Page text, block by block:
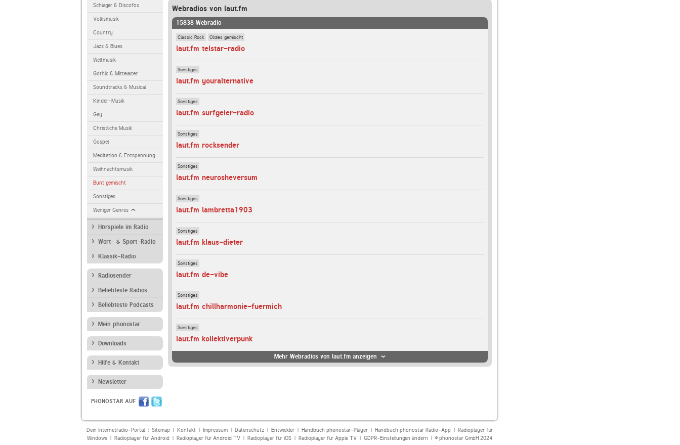
Schlager & Discofox
Volksmusik
Country
Jazz & Blues
Weltmusik
Gothic & Mittelalter
Soundtracks & Musical
Kinder-Musik
Gay
Christliche Musik
Gospel
Meditation & Entspannung
Weihnachtsmusik
Bunt gemischt
Sonstiges
Weniger Genres
Hörspiele im Radio
Wort- & Sport-Radio
Klassik-Radio
Radiosender
Beliebteste Radios
Beliebteste Podcasts
Mein phonostar
Downloads
Hilfe & Kontakt
Newsletter
PHONOSTAR AUF
Webradios von laut.fm
15838 Webradio
Classic Rock Oldies gemischt
laut.fm telstar-radio
Sonstiges
laut.fm youralternative
Sonstiges
laut.fm surfgeier-radio
Sonstiges
laut.fm rocksender
Sonstiges
laut.fm neurosheversum
Sonstiges
laut.fm lambretta1903
Sonstiges
laut.fm klaus-dieter
Sonstiges
laut.fm de-vibe
Sonstiges
laut.fm chillharmonie-fuermich
Sonstiges
laut.fm kollektiverpunk
Mehr Webradios von laut.fm anzeigen
Dein Internetradio-Portal : Sitemap| Kontakt| Impressum| Datenschutz| Entwickler| Handbuch phonostar-Player| Handbuch phonostar Radio-App| Radioplayer für
Windows| Radioplayer für Android| Radioplayer für Android TV| Radioplayer für iOS| Radioplayer für Apple TV| GDPR-Einstellungen ändern | © phonostar GmbH 2024